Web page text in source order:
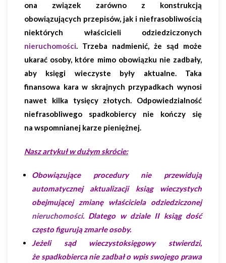
ona związek zarówno z konstrukcją
obowiązujących przepisów, jak i niefrasobliwością
niektórych właścicieli odziedziczonych
nieruchomości. Trzeba nadmienić, że sąd może
ukarać osoby, które mimo obowiązku nie zadbały,
aby księgi wieczyste były aktualne. Taka
finansowa kara w skrajnych przypadkach wynosi
nawet kilka tysięcy złotych. Odpowiedzialność
niefrasobliwego spadkobiercy nie kończy się
na wspomnianej karze pieniężnej.
Nasz artykuł w dużym skrócie:
Obowiązujące procedury nie przewidują
automatycznej aktualizacji ksiąg wieczystych
obejmującej zmianę właściciela odziedziczonej
nieruchomości. Dlatego w dziale II ksiąg dość
często figurują zmarłe osoby.
Jeżeli sąd wieczystoksięgowy stwierdzi,
że spadkobierca nie zadbał o wpis swojego prawa